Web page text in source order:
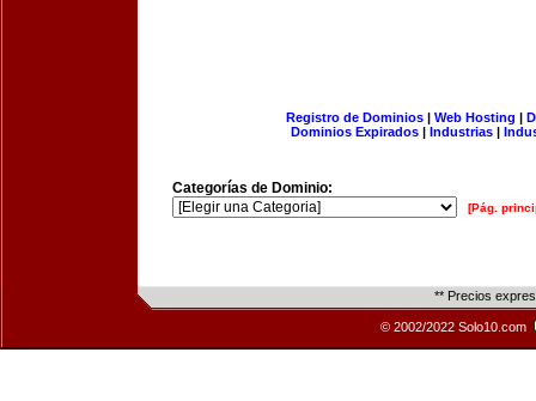
Registro de Dominios| Web Hosting |
Dominios Expirados | Industrias |
Categorías de Dominio:
[Pág.
** Precios
© 2002/2022 Solo10.com